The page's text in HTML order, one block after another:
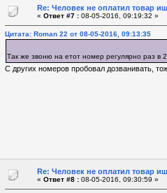
Re: Человек не оплатил товар
« Ответ #7 :08-05-2016, 09:19:32 »
Цитата: Roman 22 от 08-05-2016, 09:13:35
Так же звоню на етот номер регулярно раз в
С других номеров пробовал дозванивать,
Re: Человек не оплатил товар
« Ответ #8 :08-05-2016, 09:30:59 »